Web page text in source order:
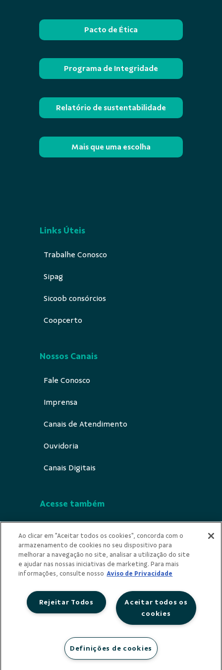
Pacto de Ética
Programa de Integridade
Relatório de sustentabilidade
Mais que uma escolha
Links Úteis
Trabalhe Conosco
Sipag
Sicoob consórcios
Coopcerto
Nossos Canais
Fale Conosco
Imprensa
Canais de Atendimento
Ouvidoria
Canais Digitais
Acesse também
Indícios de Ilicitude
Privacidade
Ao clicar em "Aceitar todos os cookies", concorda com o
armazenamento de cookies no seu dispositivo para
melhorar a navegação no site, analisar a utilização do site
e ajudar nas nossas iniciativas de marketing. Para mais
informações, consulte nosso Aviso de Privacidade
Aceitar todos os
cookies
Rejeitar Todos
Definições de cookies